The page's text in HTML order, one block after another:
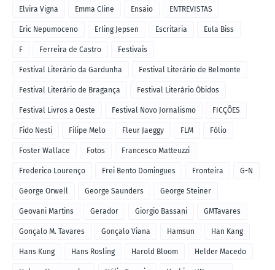
Elvira Vigna Emma Cline Ensaio ENTREVISTAS
Eric Nepumoceno Erling Jepsen Escritaria Eula Biss
F Ferreira de Castro Festivais
Festival Literário da Gardunha Festival Literário de Belmonte
Festival Literário de Bragança Festival Literário Óbidos
Festival Livros a Oeste Festival Novo Jornalismo FICÇÕES
Fido Nesti Filipe Melo Fleur Jaeggy FLM Fólio
Foster Wallace Fotos Francesco Matteuzzi
Frederico Lourenço Frei Bento Domingues Fronteira G-N
George Orwell George Saunders George Steiner
Geovani Martins Gerador Giorgio Bassani GMTavares
Gonçalo M. Tavares Gonçalo Viana Hamsun Han Kang
Hans Kung Hans Rosling Harold Bloom Helder Macedo